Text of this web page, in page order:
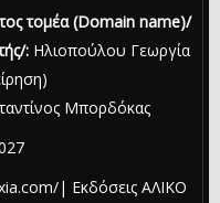
τομέα (Domain name)/
:Ηλιοπούλου Γεωργία
Μπορδόκας
| Εκδόσεις ΑΛΙΚΟ